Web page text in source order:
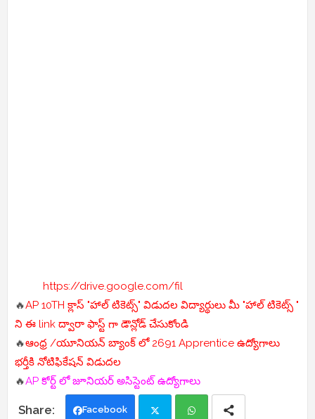
https://drive.google.com/fil
🔥AP 10TH క్లాస్ "హాల్ టికెట్స్" విడుదల విద్యార్థులు మీ "హాల్ టికెట్స్ "
ని ఈ link ద్వారా ఫాస్ట్ గా డౌన్లోడ్ చేసుకోండి
🔥ఆంధ్ర /యూనియన్ బ్యాంక్ లో 2691 Apprentice ఉద్యోగాలు
భర్తీకి నోటిఫికేషన్ విడుదల
🔥AP కోర్ట్ లో జూనియర్ అసిస్టెంట్ ఉద్యోగాలు
Facebook